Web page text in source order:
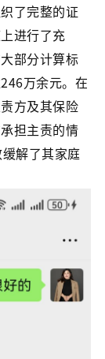
了完整的证
进行了充
部分计算标
万余元。在
方及其保险
担主责的情
解了其家庭